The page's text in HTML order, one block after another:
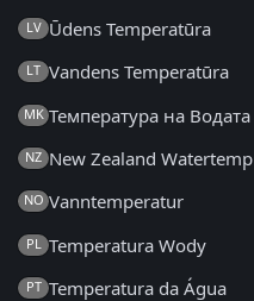
LV Ūdens Temperatūra
LT Vandens Temperatūra
MK Температура на Водата
NZ New Zealand Watertemp
NO Vanntemperatur
PL Temperatura Wody
PT Temperatura da Água